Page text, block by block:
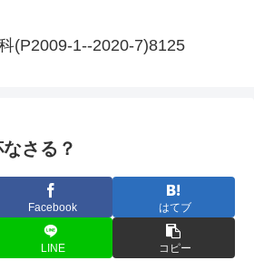
(P2009-1--2020-7)8125
さる？
Facebook はてブ
LINE コピー